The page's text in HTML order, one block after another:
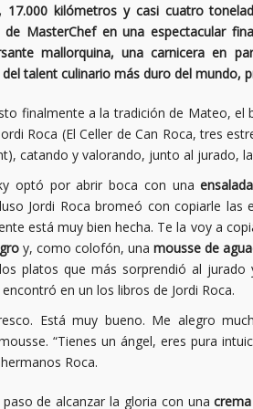
kilómetros y casi cuatro
MasterChef en una espectacular
mallorquina, una carnicera en
talent culinario más duro del mundo,
finalmente a la tradición de Mateo,
Roca (El Celler de Can Roca, tres
catando y valorando, junto al jurado,
optó por abrir boca con una
Jordi Roca bromeó con copiarle las
está muy bien hecha. Te la voy a
y, como colofón, una mousse de
platos que más sorprendió al jurado
en un los libros de Jordi Roca.
Está muy bueno. Me alegro
“Tienes un ángel, eres pura
Roca.
de alcanzar la gloria con una